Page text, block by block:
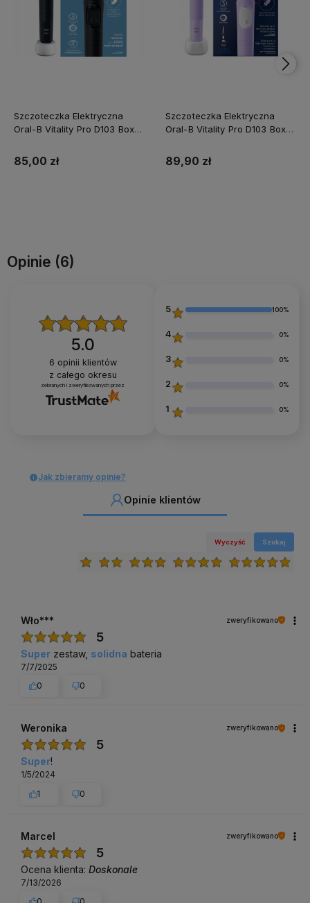
Szczoteczka Elektryczna
Oral-B Vitality Pro D103 Box
85,00 zł
Szczoteczka Elektryczna
Oral-B Vitality Pro D103 Box
89,90 zł
Opinie (6)
5.0
6 opinii klientów
z całego okresu
zebranych i zweryfikowanych przez
5 100%
4 0%
3 0%
2 0%
1 0%
Jak zbieramy opinie?
Opinie klientów
Wyczyść Szukaj
Wło*** zweryfikowano
5
Super zestaw, solidna bateria
7/7/2025
0
0
Weronika zweryfikowano
5
Super!
1/5/2024
1
0
Marcel zweryfikowano
5
Ocena klienta: Doskonale
7/13/2026